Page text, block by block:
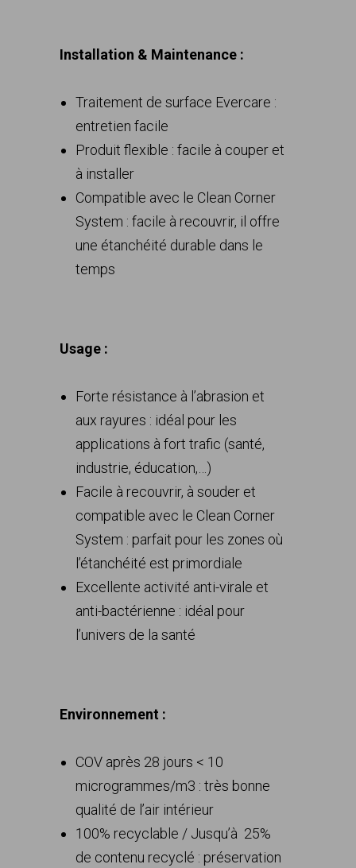
Installation & Maintenance :
Traitement de surface Evercare :
entretien facile
Produit flexible : facile à couper et
à installer
Compatible avec le Clean Corner
System : facile à recouvrir, il offre
une étanchéité durable dans le
temps
Usage :
Forte résistance à l’abrasion et
aux rayures : idéal pour les
applications à fort trafic (santé,
industrie, éducation,…)
Facile à recouvrir, à souder et
compatible avec le Clean Corner
System : parfait pour les zones où
l’étanchéité est primordiale
Excellente activité anti-virale et
anti-bactérienne : idéal pour
l’univers de la santé
Environnement :
COV après 28 jours < 10
microgrammes/m3 : très bonne
qualité de l’air intérieur
100% recyclable / Jusqu’à 25%
de contenu recyclé : préservation